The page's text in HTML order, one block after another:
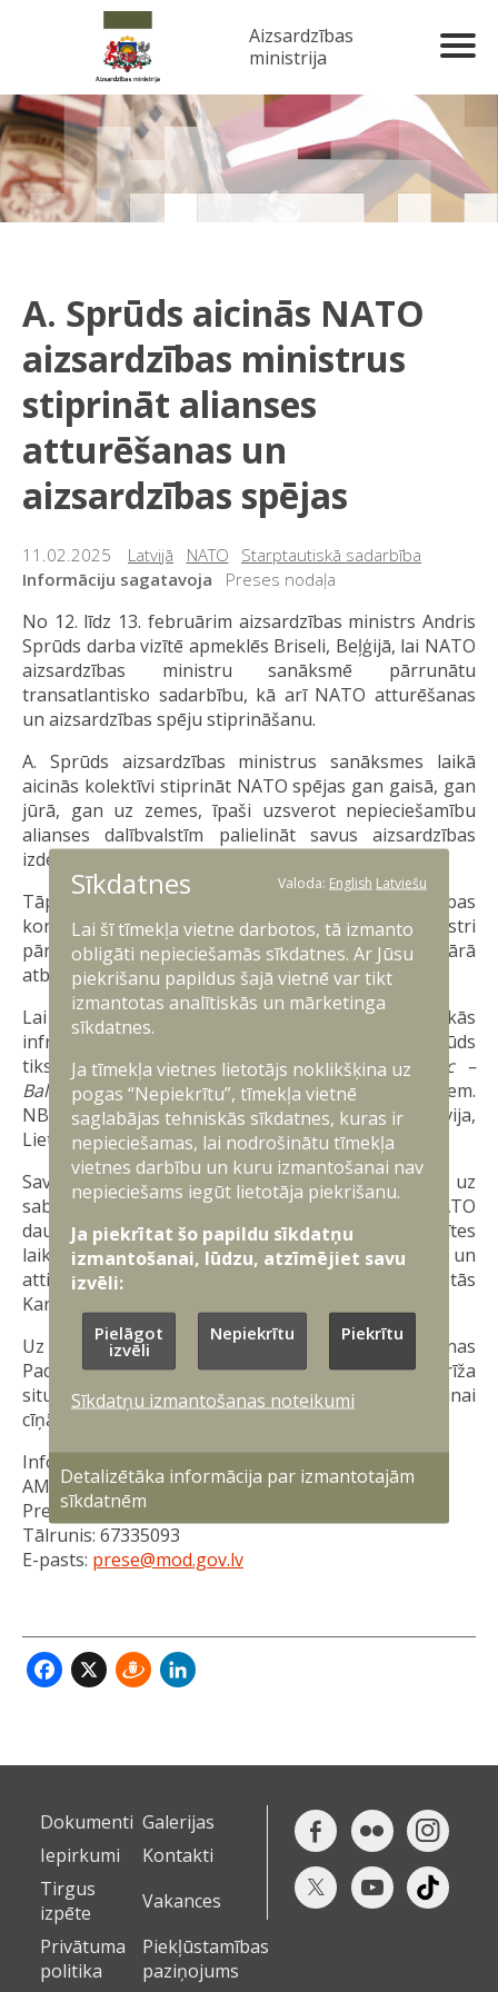
Aizsardzības
ministrija
A. Sprūds aicinās NATO
aizsardzības ministrus
stiprināt alianses
atturēšanas un
aizsardzības spējas
11.02.2025 Latvijā NATO
Starptautiskā sadarbība
Informāciju sagatavoja
Preses nodaļa
No 12. līdz 13. februārim aizsardzības ministrs Andris
Sprūds darba vizītē apmeklēs Briseli, Beļģijā, lai NATO
aizsardzības ministru sanāksmē pārrunātu
transatlantisko sadarbību, kā arī NATO atturēšanas
un aizsardzības spēju stiprināšanu.
A. Sprūds aizsardzības ministrus sanāksmes laikā
aicinās kolektīvi stiprināt NATO spējas gan gaisā, gan
jūrā, gan uz zemes, īpaši uzsverot nepieciešamību
alianses dalībvalstīm palielināt savus aizsardzības
izdevumus.
Tāpat A. Sprūds piedalīsies Ukrainas Aizsardzības
kontaktgrupas sanāksmē, kurā aizsardzības ministri
pārrunās aktuālo drošības situāciju un militārā
atbalsta sniegšanu Ukrainai.
Lai apspriestu sadarbību Baltijas jūrā un kritiskās
infrastruktūras aizsardzības stiprināšanu, A. Sprūds
tiksies arī ar Ziemeļvalstu-Baltijas (NB8;Nordic –
Baltic Eight) formāta valstu aizsardzības ministriem.
NB8 formātā ietilpst Dānija, Igaunija, Islande, Latvija,
Lietuva, Norvēģija, Somija un Zviedrija.
Savukārt, lai pārrunātu līdz šim paveikto attiecībā uz
sabiedroto spēku klātbūtnes palielināšanu un NATO
daudznacionālo brigāžu izveidi Baltijas valstīs, vizītes
laikā A. Sprūds tiksies ar Lietuvas, Igaunijas un
attiecīgo NATO ietvarvalstu – Kanādas, Apvienotās
Karalistes un Vācijas – aizsardzības ministriem.
Uz kopīgu tikšanos arī sanāks NATO-Ukrainas
Padome, kurā amatpersonas pārrunās šī brīža
situāciju frontē un nepieciešamo atbalstu Ukrainai
cīņā pret Krievijas iebrucējiem.
Informāciju sagatavoja:
AM Militāri publisko attiecību departamenta
Preses nodaļa
Tālrunis: 67335093
E-pasts: prese@mod.gov.lv
Facebook
X Draugiem
Dokumenti Galerijas
Iepirkumi
Kontakti
Tirgus
izpēte
Vakances
Privātuma
politika
Piekļūstamības
paziņojums
Sīkdatnes Valoda: English Latviešu
Lai šī tīmekļa vietne darbotos, tā izmanto
obligāti nepieciešamās sīkdatnes. Ar Jūsu
piekrišanu papildus šajā vietnē var tikt
izmantotas analītiskās un mārketinga
sīkdatnes.
Ja tīmekļa vietnes lietotājs noklikšķina uz
pogas “Nepiekrītu”, tīmekļa vietnē
saglabājas tehniskās sīkdatnes, kuras ir
nepieciešamas, lai nodrošinātu tīmekļa
vietnes darbību un kuru izmantošanai nav
nepieciešams iegūt lietotāja piekrišanu.
Ja piekrītat šo papildu sīkdatņu
izmantošanai, lūdzu, atzīmējiet savu
izvēli:
Pielāgot
izvēli
Nepiekrītu Piekrītu
Sīkdatņu izmantošanas noteikumi
Detalizētāka informācija par izmantotajām
sīkdatnēm